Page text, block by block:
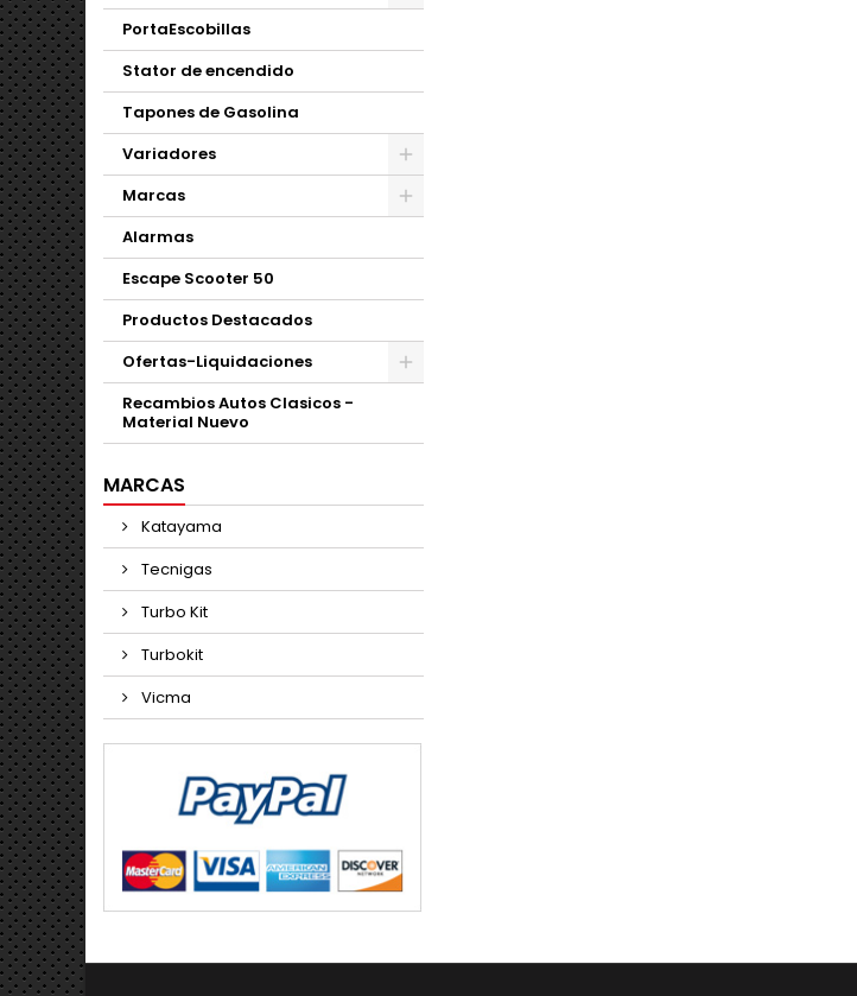
PortaEscobillas
Stator de encendido
Tapones de Gasolina
Variadores
Marcas
Alarmas
Escape Scooter 50
Productos Destacados
Ofertas-Liquidaciones
Recambios Autos Clasicos -
Material Nuevo
MARCAS
Katayama
Tecnigas
Turbo Kit
Turbokit
Vicma